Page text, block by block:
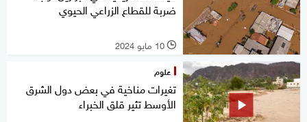
ضربة للقطاع الزراعي الحيوي
l 10 مايو 2024
علوم
تغيرات مناخية في بعض دول الشرق
الأوسط تثير قلق الخبراء